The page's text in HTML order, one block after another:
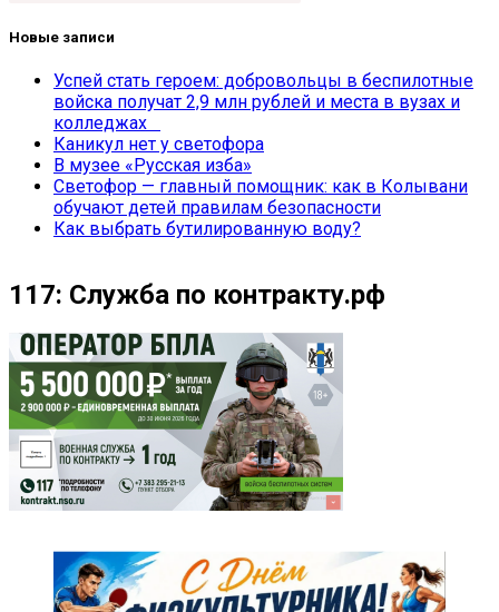
Новые записи
Успей стать героем: добровольцы в беспилотные
войска получат 2,9 млн рублей и места в вузах и
колледжах
Каникул нет у светофора
В музее «Русская изба»
Светофор — главный помощник: как в Колывани
обучают детей правилам безопасности
Как выбрать бутилированную воду?
117: Служба по контракту.рф